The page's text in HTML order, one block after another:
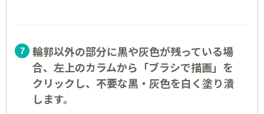
輪郭以外の部分に黒や灰色が残っている場
合、左上のカラムから「ブラシで描画」を
クリックし、不要な黒・灰色を白く塗り潰
します。